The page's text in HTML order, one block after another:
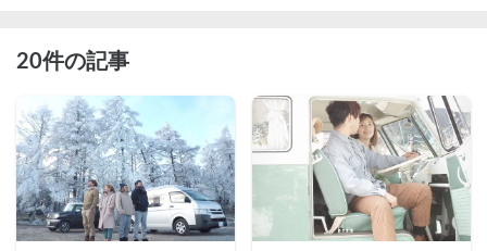
20件の記事